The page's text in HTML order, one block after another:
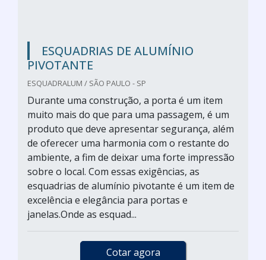
ESQUADRIAS DE ALUMÍNIO
PIVOTANTE
ESQUADRALUM / SÃO PAULO - SP
Durante uma construção, a porta é um item
muito mais do que para uma passagem, é um
produto que deve apresentar segurança, além
de oferecer uma harmonia com o restante do
ambiente, a fim de deixar uma forte impressão
sobre o local. Com essas exigências, as
esquadrias de alumínio pivotante é um item de
excelência e elegância para portas e
janelas.Onde as esquad...
Cotar agora